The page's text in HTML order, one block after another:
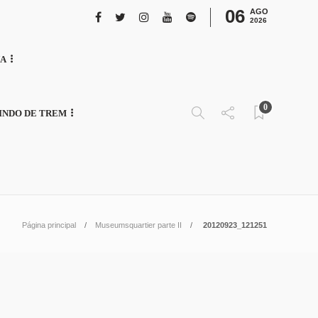
06 AGO
2026
DE TREM
0
Página principal Museumsquartier parte II 20120923_121251